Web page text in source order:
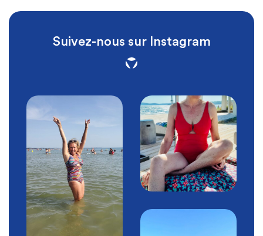
Suivez-nous sur Instagram